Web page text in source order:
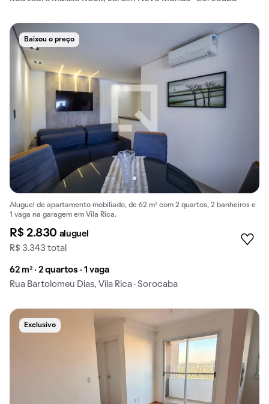
Baixou o preço
Aluguel de apartamento mobiliado, de 62 m² com 2 quartos, 2 banheiros e
1 vaga na garagem em Vila Rica.
R$ 2.830 aluguel
R$ 3.343 total
62 m² · 2 quartos · 1 vaga
Rua Bartolomeu Dias, Vila Rica · Sorocaba
Exclusivo